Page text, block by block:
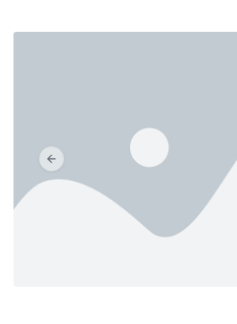
Previous slide